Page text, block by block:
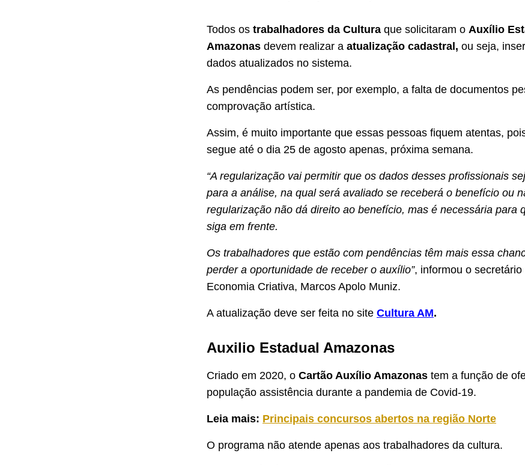
Todos os trabalhadores da Cultura que solicitaram o Auxílio
Amazonas devem realizar a atualização cadastral, ou seja,
dados atualizados no sistema.
As pendências podem ser, por exemplo, a falta de documentos
comprovação artística.
Assim, é muito importante que essas pessoas fiquem atentas,
segue até o dia 25 de agosto apenas, próxima semana.
“A regularização vai permitir que os dados desses profissionais
para a análise, na qual será avaliado se receberá o benefício ou
regularização não dá direito ao benefício, mas é necessária para
siga em frente.
Os trabalhadores que estão com pendências têm mais essa
perder a oportunidade de receber o auxílio”, informou o
Economia Criativa, Marcos Apolo Muniz.
A atualização deve ser feita no site Cultura AM.
Auxilio Estadual Amazonas
Criado em 2020, o Cartão Auxílio Amazonas tem a função de
população assistência durante a pandemia de Covid-19.
Leia mais: Principais concursos abertos na região Norte
O programa não atende apenas aos trabalhadores da cultura.